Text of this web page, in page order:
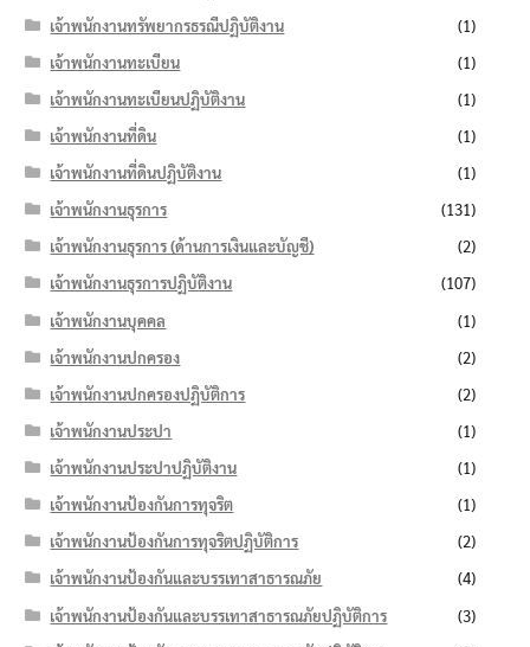
เจ้าพนักงานทรัพยากรธรณีปฏิบัติงาน
(1)
เจ้าพนักงานทะเบียน
(1)
เจ้าพนักงานทะเบียนปฏิบัติงาน
(1)
เจ้าพนักงานที่ดิน
(1)
เจ้าพนักงานที่ดินปฏิบัติงาน
(1)
เจ้าพนักงานธุรการ
(131)
เจ้าพนักงานธุรการ (ด้านการเงินและบัญชี)
(2)
เจ้าพนักงานธุรการปฏิบัติงาน
(107)
เจ้าพนักงานบุคคล
(1)
เจ้าพนักงานปกครอง
(2)
เจ้าพนักงานปกครองปฏิบัติการ
(2)
เจ้าพนักงานประปา
(1)
เจ้าพนักงานประปาปฏิบัติงาน
(1)
เจ้าพนักงานป้องกันการทุจริต
(1)
เจ้าพนักงานป้องกันการทุจริตปฏิบัติการ
(2)
เจ้าพนักงานป้องกันและบรรเทาสาธารณภัย
(4)
เจ้าพนักงานป้องกันและบรรเทาสาธารณภัยปฏิบัติการ
(3)